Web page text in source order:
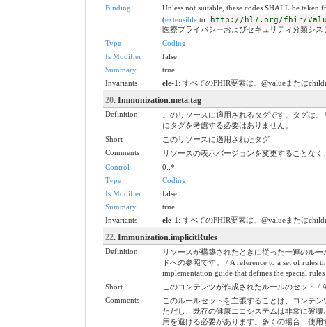
Binding
Unless not suitable, these codes SHALL be taken
(extensibleto http://hl7.org/fhir/
医療プライバシーおよびセキュリティ分類シス
Type
Coding
Is Modifier
false
Summary
true
Invariants
ele-1 : すべてのFHIR要素は、@valueまたは
20. Immunization.meta.tag
Definition
このリソースに適用されるタグです。タグは
にタグを考慮する必要はありません。
Short
このリソースに適用されたタグ
Comments
リソースの表示バージョンを変更することな
Control
0..*
Type
Coding
Is Modifier
false
Summary
true
Invariants
ele-1 : すべてのFHIR要素は、@valueまたは
22. Immunization.implicitRules
Definition
リソースが構築されたときに従った一連のル
ドへの参照です。 / A reference to a set of rules
implementation guide that defines the special
Short
このコンテンツが作成されたルールのセット /
Comments
このルールセットを主張することは、コンテ
ただし、既存の健康エコシステムは非常に破
用を避ける必要があります。多くの場合、使